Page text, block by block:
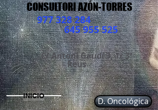
CONSULTORI AZÓN-TORRES
977 328 284
645 955 525
C/ Antoni Gaudí 3, 1r 3ª
Reus
INICIO
D. Oncológica